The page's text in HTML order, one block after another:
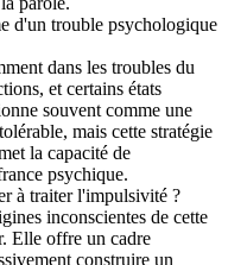
d'un trouble psychologique
dans les troubles du
et certains états
souvent comme une
mais cette stratégie
la capacité de
psychique.
à traiter l'impulsivité ?
inconscientes de cette
Elle offre un cadre
construire un